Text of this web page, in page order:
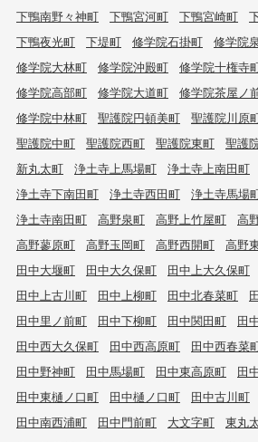
下鴨南野々神町
下鴨宮河町 下鴨宮崎町
下鴨夜光町
下堤町 修学院石掛町 修学院
修学院大林町
修学院沖殿町 修学院十権寺
修学院高部町
修学院大道町 修学院茶屋ノ
修学院中林町
聖護院円頓美町 聖護院川原
聖護院中町
聖護院西町 聖護院東町 聖護
新丸太町
浄土寺上馬場町 浄土寺上南田町
浄土寺下南田町
浄土寺西田町 浄土寺馬場
浄土寺南田町
高野泉町 高野上竹屋町 高
高野蓼原町
高野玉岡町 高野西開町 高野
田中大堰町
田中大久保町 田中上大久保町
田中上古川町
田中上柳町 田中北春菜町
田中里ノ前町
田中下柳町 田中関田町 田
田中西大久保町
田中西高原町 田中西春菜
田中野神町
田中馬場町 田中東高原町
田
田中東樋ノ口町
田中樋ノ口町 田中古川町
田中南西浦町
田中門前町 大文字町 東丸